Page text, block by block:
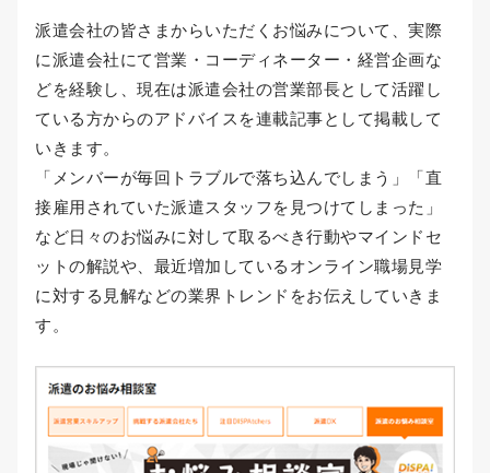
派遣会社の皆さまからいただくお悩みについて、実際
に派遣会社にて営業・コーディネーター・経営企画な
どを経験し、現在は派遣会社の営業部長として活躍し
ている方からのアドバイスを連載記事として掲載して
いきます。
「メンバーが毎回トラブルで落ち込んでしまう」「直
接雇用されていた派遣スタッフを見つけてしまった」
など日々のお悩みに対して取るべき行動やマインドセ
ットの解説や、最近増加しているオンライン職場見学
に対する見解などの業界トレンドをお伝えしていきま
す。